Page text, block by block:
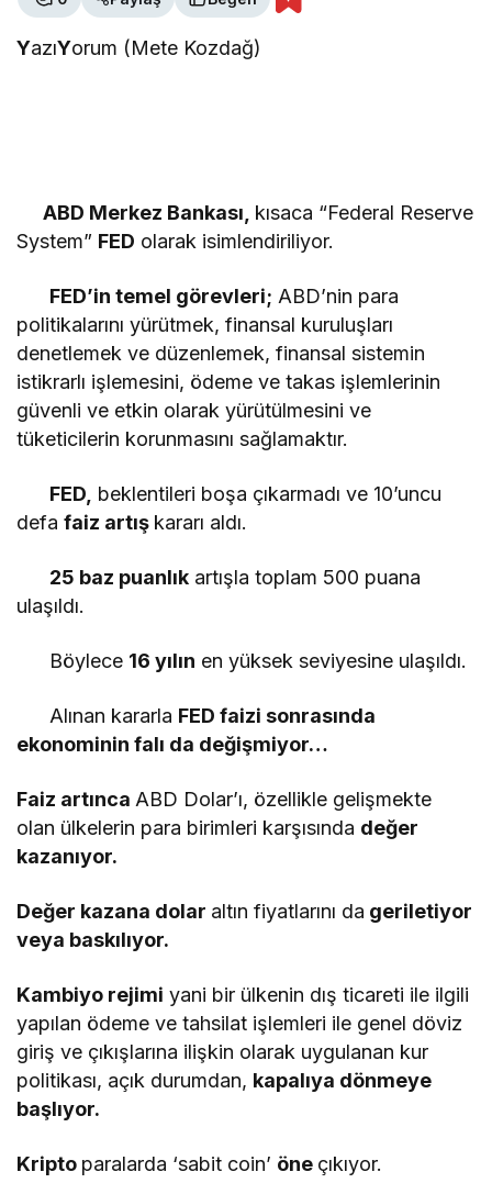
RECAİ ÇEVİK
"Şiir hırsızı(*)"
YazıYorum (Mete Kozdağ)
ABD Merkez Bankası, kısaca “Federal Reserve
System” FED olarak isimlendiriliyor.
FED’in temel görevleri; ABD’nin para
politikalarını yürütmek, finansal kuruluşları
denetlemek ve düzenlemek, finansal sistemin
istikrarlı işlemesini, ödeme ve takas işlemlerinin
güvenli ve etkin olarak yürütülmesini ve
tüketicilerin korunmasını sağlamaktır.
FED, beklentileri boşa çıkarmadı ve 10’uncu
defafaiz artış kararı aldı.
25 baz puanlık artışla toplam 500 puana
ulaşıldı.
Böylece 16 yılın en yüksek seviyesine ulaşıldı.
Alınan kararla FED faizi sonrasında
ekonominin falı da değişmiyor…
Faiz artınca ABD Dolar’ı, özellikle gelişmekte
olan ülkelerin para birimleri karşısında değer
kazanıyor.
Değer kazana dolar altın fiyatlarını da geriletiyor
veya baskılıyor.
Kambiyo rejimi yani bir ülkenin dış ticareti ile ilgili
yapılan ödeme ve tahsilat işlemleri ile genel döviz
giriş ve çıkışlarına ilişkin olarak uygulanan kur
politikası, açık durumdan, kapalıya dönmeye
başlıyor.
Kripto paralarda ‘sabit coin’ öne çıkıyor.